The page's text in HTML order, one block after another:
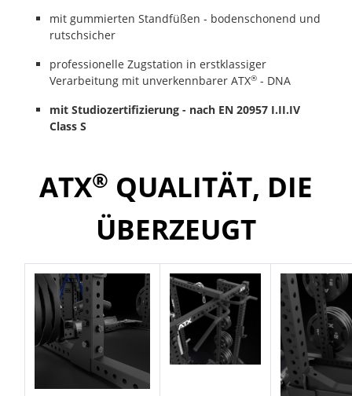
mit gummierten Standfüßen - bodenschonend und
rutschsicher
professionelle Zugstation in erstklassiger
Verarbeitung mit unverkennbarer ATX® - DNA
mit Studiozertifizierung - nach EN 20957 I.II.IV
Class S
ATX® QUALITÄT, DIE
ÜBERZEUGT